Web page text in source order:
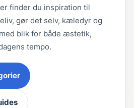
finder du inspiration til
gør det selv, kæledyr og
blik for både æstetik,
tempo.